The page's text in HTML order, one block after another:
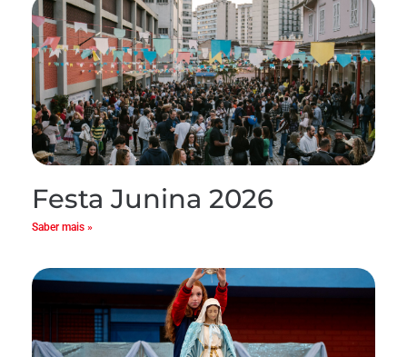
Festa Junina 2026
Saber mais »